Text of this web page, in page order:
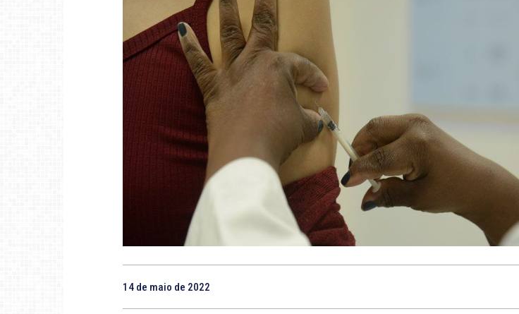
14 de maio de 2022